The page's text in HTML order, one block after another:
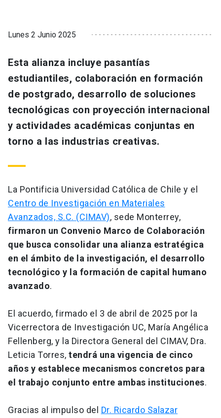
Lunes 2 Junio 2025
Esta alianza incluye pasantías
estudiantiles, colaboración en formación
de postgrado, desarrollo de soluciones
tecnológicas con proyección internacional
y actividades académicas conjuntas en
torno a las industrias creativas.
La Pontificia Universidad Católica de Chile y el
Centro de Investigación en Materiales
Avanzados, S.C. (CIMAV), sede Monterrey,
firmaron un Convenio Marco de Colaboración
que busca consolidar una alianza estratégica
en el ámbito de la investigación, el desarrollo
tecnológico y la formación de capital humano
avanzado.
El acuerdo, firmado el 3 de abril de 2025 por la
Vicerrectora de Investigación UC, María Angélica
Fellenberg, y la Directora General del CIMAV, Dra.
Leticia Torres, tendrá una vigencia de cinco
años y establece mecanismos concretos para
el trabajo conjunto entre ambas instituciones.
Gracias al impulso del Dr. Ricardo Salazar